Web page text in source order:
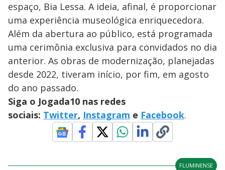
espaço, Bia Lessa. A ideia, afinal, é proporcionar
uma experiência museológica enriquecedora.
Além da abertura ao público, está programada
uma cerimônia exclusiva para convidados no dia
anterior. As obras de modernização, planejadas
desde 2022, tiveram início, por fim, em agosto
do ano passado.
Siga o Jogada10 nas redes
sociais: Twitter, Instagram e Facebook.
FLUMINENSE